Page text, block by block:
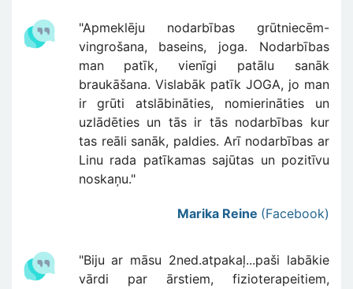
"Apmeklēju nodarbības grūtniecēm-
vingrošana, baseins, joga. Nodarbības
man patīk, vienīgi patālu sanāk
braukāšana. Vislabāk patīk JOGA, jo man
ir grūti atslābināties, nomierināties un
uzlādēties un tās ir tās nodarbības kur
tas reāli sanāk, paldies. Arī nodarbības ar
Linu rada patīkamas sajūtas un pozitīvu
noskaņu."
Marika Reine (Facebook)
"Biju ar māsu 2ned.atpakaļ...paši labākie
vārdi par ārstiem, fizioterapeitiem,